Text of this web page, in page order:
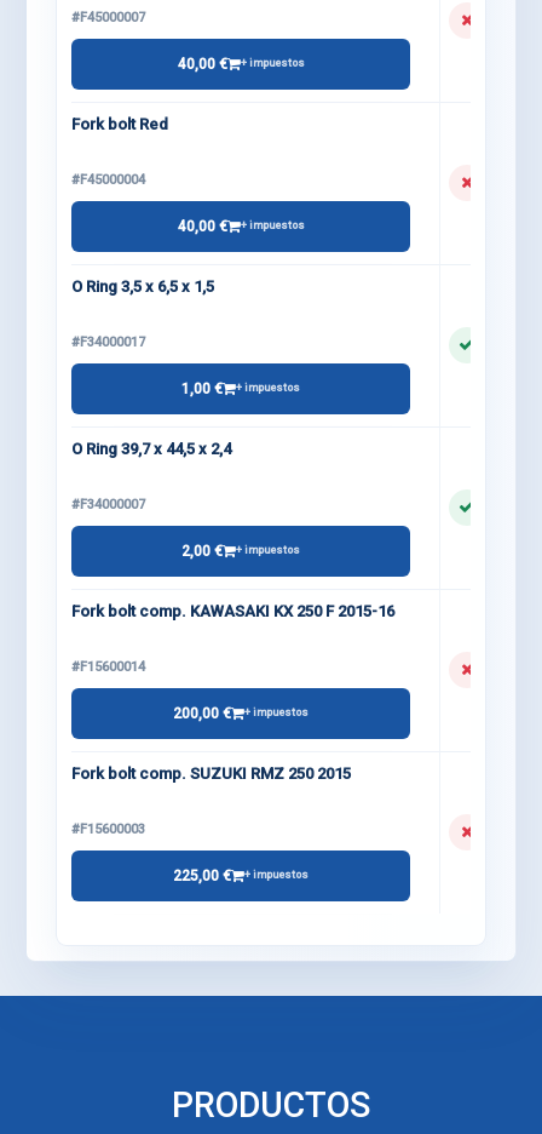
#F45000007
40,00 € + impuestos
Fork bolt Red
#F45000004
40,00 € + impuestos
O Ring 3,5 x 6,5 x 1,5
#F34000017
1,00 € + impuestos
O Ring 39,7 x 44,5 x 2,4
#F34000007
2,00 € + impuestos
Fork bolt comp. KAWASAKI KX 250 F 2015-16
#F15600014
200,00 € + impuestos
Fork bolt comp. SUZUKI RMZ 250 2015
#F15600003
225,00 € + impuestos
PRODUCTOS